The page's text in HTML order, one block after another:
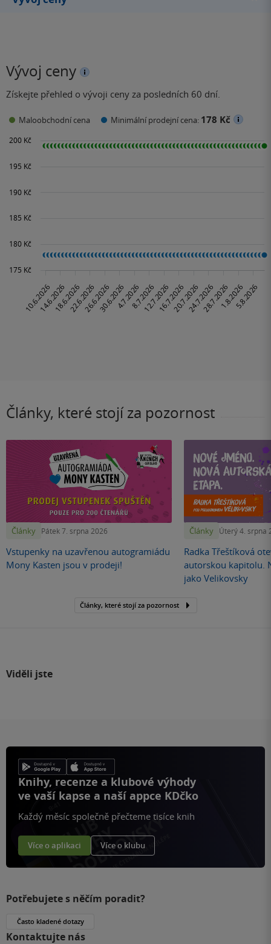
Vývoj ceny
Získejte přehled o vývoji ceny za posledních 60 dní.
Maloobchodní cena Minimální prodejní cena: 178 Kč
Články, které stojí za pozornost
Články Pátek 7. srpna 2026
Vstupenky na uzavřenou autogramiádu
Mony Kasten jsou v prodeji!
Články Úterý 4. srpna
Radka Třeštíková
autorskou kapitolu.
jako Velikovsky
Články, které stojí za pozornost
Viděli jste
Knihy, recenze a klubové výhody
ve vaší kapse a naší appce KDčko
Každý měsíc společně přečteme tisíce knih
Více o aplikaci Více o klubu
Potřebujete s něčím poradit?
Často kladené dotazy
Kontaktujte nás